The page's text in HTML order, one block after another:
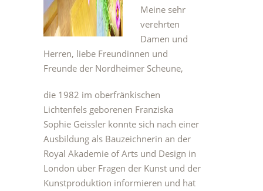
Meine sehr
verehrten
Damen und
Herren, liebe Freundinnen und
Freunde der Nordheimer Scheune,
die 1982 im oberfränkischen
Lichtenfels geborenen Franziska
Sophie Geissler konnte sich nach einer
Ausbildung als Bauzeichnerin an der
Royal Akademie of Arts und Design in
London über Fragen der Kunst und der
Kunstproduktion informieren und hat